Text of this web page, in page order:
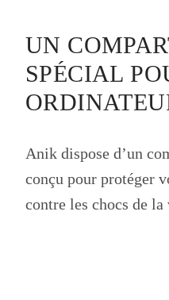
UN
SPÉCIAL
Anik dispose d’un
conçu pour protéger
contre les chocs de